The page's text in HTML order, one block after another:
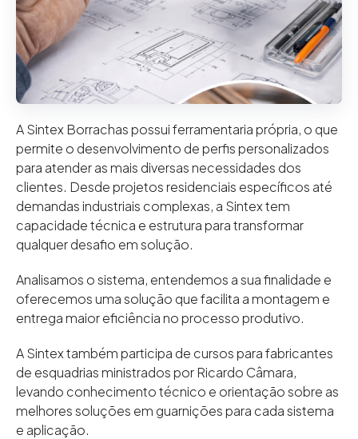
A Sintex Borrachas possui ferramentaria própria, o que
permite o desenvolvimento de perfis personalizados
para atender as mais diversas necessidades dos
clientes. Desde projetos residenciais específicos até
demandas industriais complexas, a Sintex tem
capacidade técnica e estrutura para transformar
qualquer desafio em solução.
Analisamos o sistema, entendemos a sua finalidade e
oferecemos uma solução que facilita a montagem e
entrega maior eficiência no processo produtivo.
A Sintex também participa de cursos para fabricantes
de esquadrias ministrados por Ricardo Câmara,
levando conhecimento técnico e orientação sobre as
melhores soluções em guarnições para cada sistema
e aplicação.